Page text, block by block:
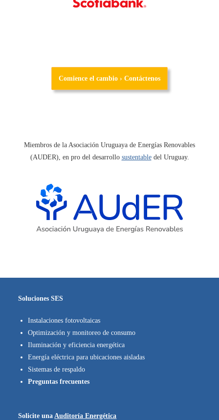
Comience el cambio › Contáctenos
Miembros de la Asociación Uruguaya de Energías Renovables
(AUDER), en pro del desarrollo sustentabledel Uruguay.
Soluciones SES
Instalaciones fotovoltaicas
Optimización y monitoreo de consumo
Iluminación y eficiencia energética
Energía eléctrica para ubicaciones aisladas
Sistemas de respaldo
Preguntas frecuentes
Solicite unaAuditoría Energética